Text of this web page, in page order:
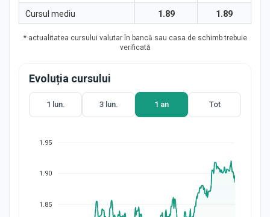
Cursul mediu 1.89 1.89
* actualitatea cursului valutar în bancă sau casa de schimb trebuie
verificată
Evoluția cursului
1 lun. 3 lun. 1 an Tot
1.95
1.90
1.85